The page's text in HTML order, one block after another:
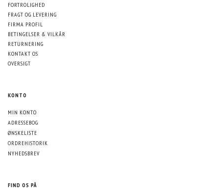
FORTROLIGHED
FRAGT OG LEVERING
FIRMA PROFIL
BETINGELSER & VILKÅR
RETURNERING
KONTAKT OS
OVERSIGT
KONTO
MIN KONTO
ADRESSEBOG
ØNSKELISTE
ORDREHISTORIK
NYHEDSBREV
FIND OS PÅ